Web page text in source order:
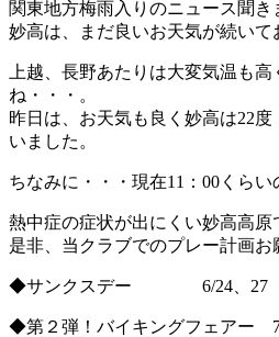
関東地方梅雨入りのニュース聞き
妙高は、まだ良いお天気が続いて
上越、長野あたりは大変気温も
ね・・・。
昨日は、お天気も良く妙高は22
いました。
ちなみに・・・現在11：00くらい
熱中症の症状が出にくい妙高高原
是非、当クラブでのプレー計画お
◆サンクスデー 6/24、27
◆第２弾！バイキングフェアー